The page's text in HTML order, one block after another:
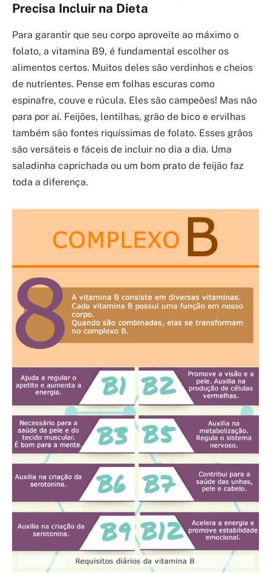
Precisa Incluir na Dieta
Para garantir que seu corpo aproveite ao máximo o
folato, a vitamina B9, é fundamental escolher os
alimentos certos. Muitos deles são verdinhos e cheios
de nutrientes. Pense em folhas escuras como
espinafre, couve e rúcula. Eles são campeões! Mas não
para por aí. Feijões, lentilhas, grão de bico e ervilhas
também são fontes riquíssimas de folato. Esses grãos
são versáteis e fáceis de incluir no dia a dia. Uma
saladinha caprichada ou um bom prato de feijão faz
toda a diferença.